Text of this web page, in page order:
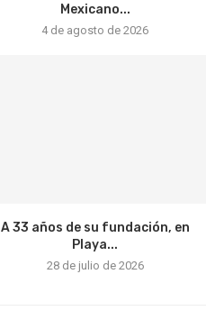
Mexicano...
4 de agosto de 2026
A 33 años de su fundación, en
Playa...
28 de julio de 2026